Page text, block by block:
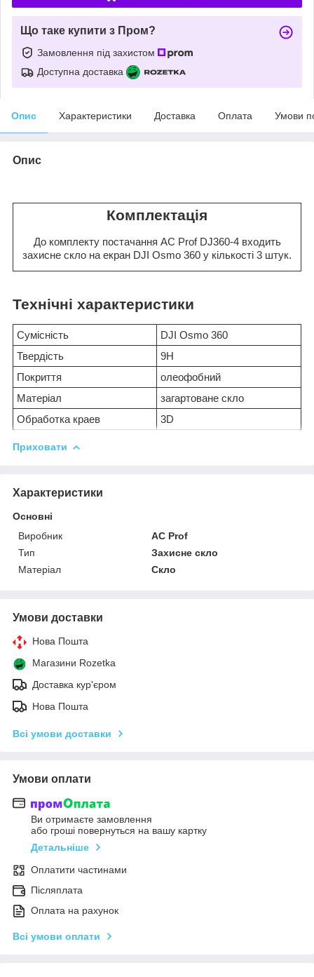
Що таке купити з Пром?
Замовлення під захистом
Доступна доставка
Опис Характеристики Доставка Оплата Умови
Опис
Комплектація
До комплекту постачання AC Prof DJ360-4 входить
захисне скло на екран DJI Osmo 360 у кількості 3 штук.
Технічні характеристики
Сумісність
DJI Osmo 360
Твердість
9H
Покриття
олеофобний
Матеріал
загартоване скло
Обработка краев
3D
Приховати
Характеристики
Основні
Виробник
AC Prof
Тип
Захисне скло
Матеріал
Скло
Умови доставки
Нова Пошта
Магазини Rozetka
Доставка кур'єром
Нова Пошта
Всі умови доставки
Умови оплати
Ви отримаєте замовлення
або гроші повернуться на вашу картку
Детальніше
Оплатити частинами
Післяплата
Оплата на рахунок
Всі умови оплати